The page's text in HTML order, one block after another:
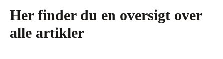
Her finder du en oversigt over
alle artikler